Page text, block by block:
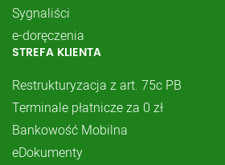
Sygnaliści
e-doręczenia
STREFA KLIENTA
Restrukturyzacja z art. 75c PB
Terminale płatnicze za 0 zł
Bankowość Mobilna
eDokumenty